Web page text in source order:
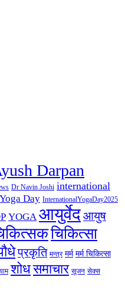
Darpan
Dr Navin Joshi international
Day InternationalYogaDay2025
YOGA आयुर्वेदआयुष
चिकित्सा
प्रकृति मन्त्र मर्म मर्म चिकित्सा
शोधसमाचार सूजन सेक्स